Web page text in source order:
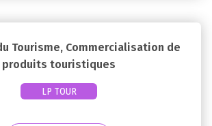
Tourisme, Commercialisation de
produits touristiques
LP TOUR